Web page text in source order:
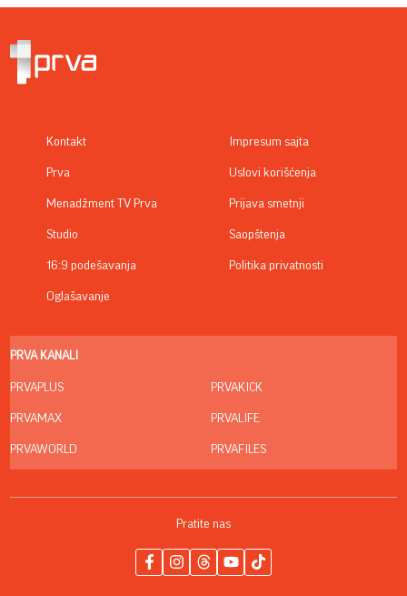
Kontakt
Prva
Menadžment TV Prva
Studio
16:9 podešavanja
Oglašavanje
Impresum sajta
Uslovi korišćenja
Prijava smetnji
Saopštenja
Politika privatnosti
PRVA KANALI
PRVAPLUS
PRVAMAX
PRVAWORLD
PRVAKICK
PRVALIFE
PRVAFILES
Pratite nas